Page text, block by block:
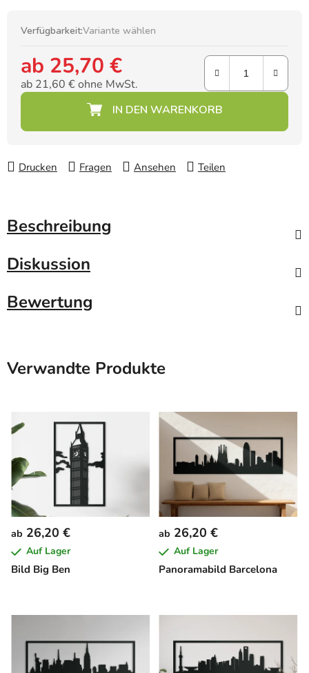
Verfügbarkeit:Variante wählen
ab 25,70 €
ab 21,60 €ohne MwSt.
Drucken Fragen Ansehen Teilen
Beschreibung
Diskussion
Bewertung
Verwandte Produkte
Bild Big Ben
ab 26,20 €
Auf Lager
Panoramabild Barcelona
ab 26,20 €
Auf Lager